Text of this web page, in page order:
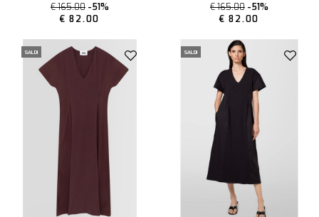
€ 165.00 -51%
€ 82.00
€ 165.00 -51%
€ 82.00
SALDI SALDI